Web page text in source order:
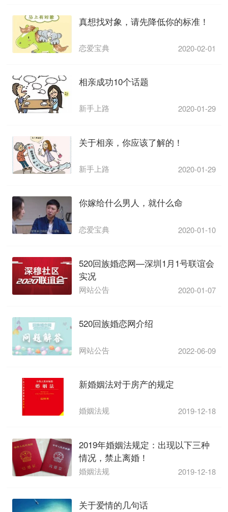
真想找对象，请先降低你的标准！
恋爱宝典 2020-02-01
相亲成功10个话题
新手上路 2020-01-29
关于相亲，你应该了解的！
新手上路 2020-01-29
你嫁给什么男人，就什么命
恋爱宝典 2020-01-10
520回族婚恋网—深圳1月1号联谊会
实况
网站公告 2020-01-07
520回族婚恋网介绍
网站公告 2022-06-09
新婚姻法对于房产的规定
婚姻法规 2019-12-18
2019年婚姻法规定：出现以下三种
情况，禁止离婚！
婚姻法规 2019-12-18
关于爱情的几句话